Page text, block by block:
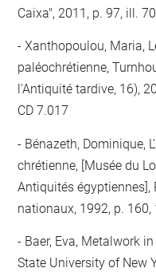
Caixa", 2011, p. 97, ill. 70
Xanthopoulou, Maria,
paléochrétienne,
l'Antiquité tardive, 16),
CD 7.017
Bénazeth, Dominique,
chrétienne, [Musée du
Antiquités égyptiennes],
nationaux, 1992, p. 160,
Baer, Eva, Metalwork
State University of New